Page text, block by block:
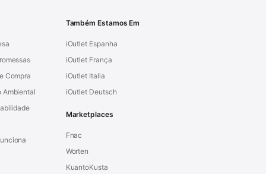
Compra
Ambiental
Também Estamos Em
iOutlet Espanha
iOutlet França
iOutlet Italia
iOutlet Deutsch
Marketplaces
Fnac
Worten
KuantoKusta